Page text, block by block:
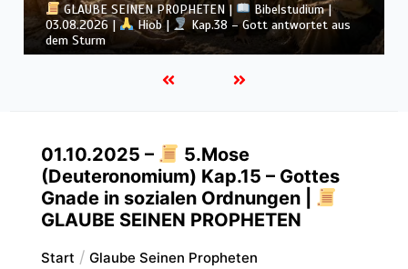
|
Bibelstudium |
Kap.38 – Gott antwortet aus
GLAUBE SEINEN
Prophezeiung | 02 –
Könige |
Kap. 16 : Der
01.10.2025 –
5.Mose
(Deuteronomium) Kap.15 – Gottes
Gnade in sozialen Ordnungen |
GLAUBE SEINEN PROPHETEN
Start Glaube Seinen Propheten